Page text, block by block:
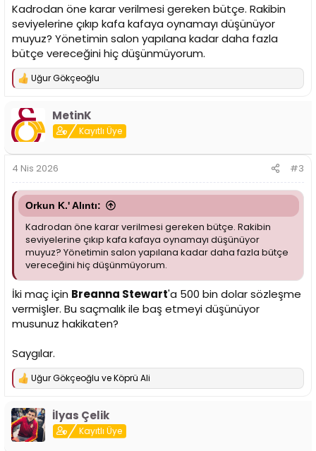
Kadrodan öne karar verilmesi gereken bütçe. Rakibin
seviyelerine çıkıp kafa kafaya oynamayı düşünüyor
muyuz? Yönetimin salon yapılana kadar daha fazla
bütçe vereceğini hiç düşünmüyorum.
T
k
i
l
:
Uğur Gökçeoğlu
MetinK
Kayıtlı Üye
4 Nis 2026 #3
Orkun K.' Alıntı:
Kadrodan öne karar verilmesi gereken bütçe. Rakibin
seviyelerine çıkıp kafa kafaya oynamayı düşünüyor
muyuz? Yönetimin salon yapılana kadar daha fazla bütçe
vereceğini hiç düşünmüyorum.
İki maç için Breanna Stewart'a 500 bin dolar sözleşme
vermişler. Bu saçmalık ile baş etmeyi düşünüyor
musunuz hakikaten?
Saygılar.
T
k
i
l
Uğur Gökçeoğlu veKöprü Ali
İlyas Çelik
Kayıtlı Üye